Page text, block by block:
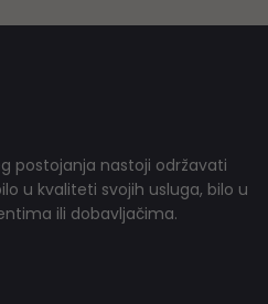
postojanja nastoji održavati
u kvaliteti svojih usluga, bilo u
ili dobavljačima.